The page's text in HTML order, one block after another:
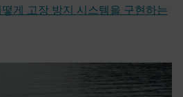
게 고장 방지 시스템을 구현하는